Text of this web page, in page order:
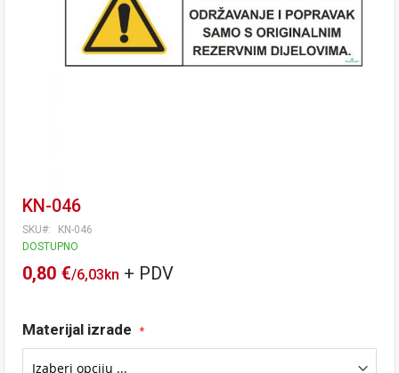
KN-046
SKU
KN-046
DOSTUPNO
0,80 €/6,03kn
Materijal izrade